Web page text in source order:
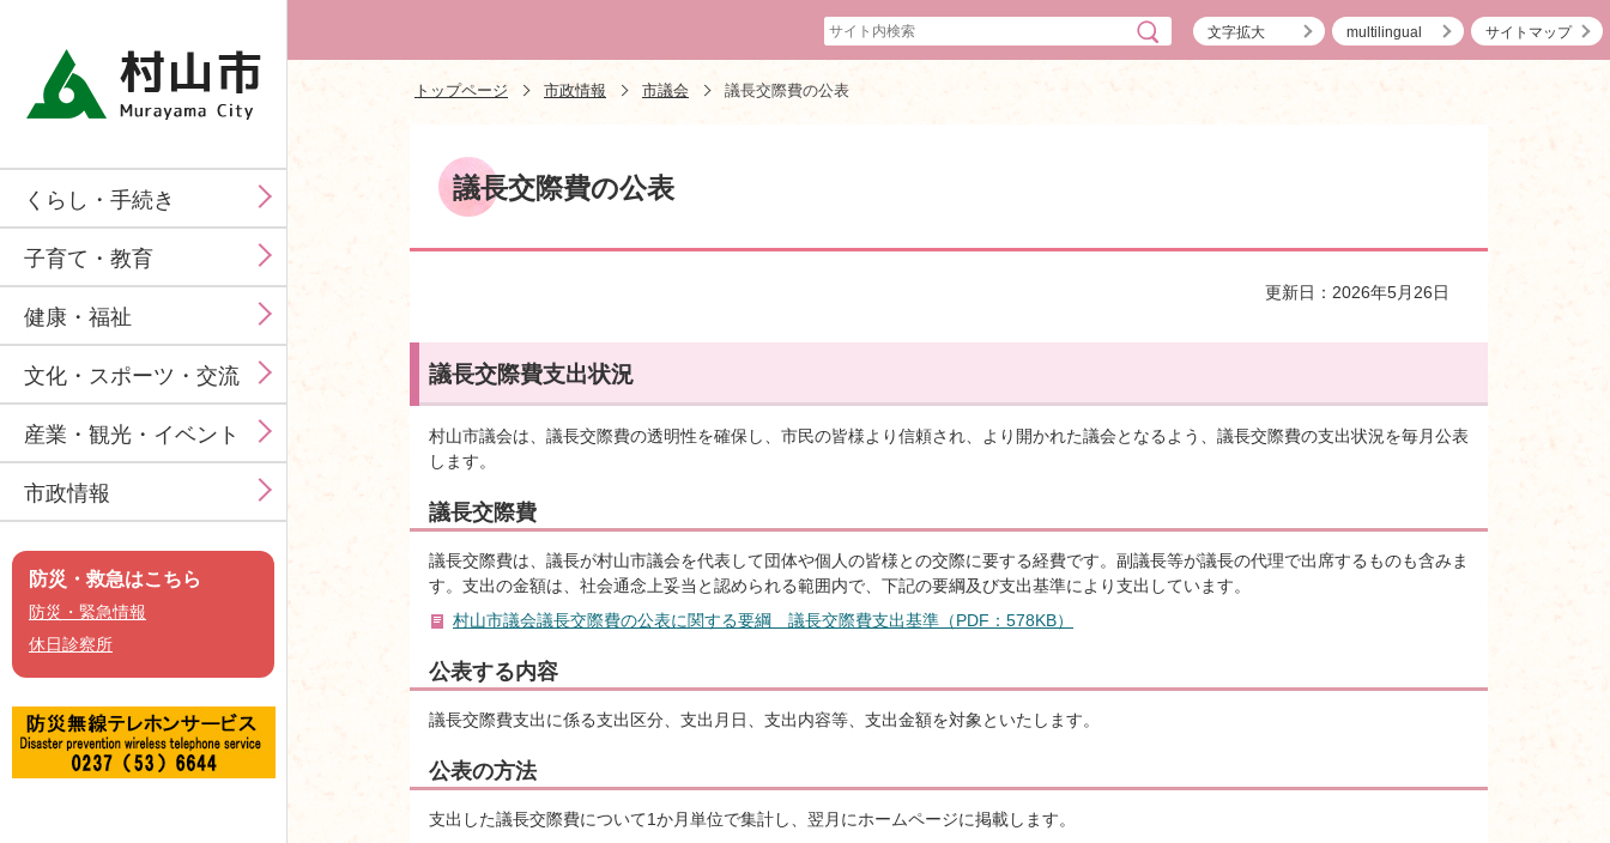
くらし・手続き
子育て・教育
健康・福祉
文化・スポーツ・交流
産業・観光・イベント
市政情報
防災・救急はこちら
防災・緊急情報
休日診察所
文字拡大 multilingual サイトマップ
トップページ 市政情報 市議会 議長交際費の公表
議長交際費の公表
更新日：2026年5月26日
議長交際費支出状況
村山市議会は、議長交際費の透明性を確保し、市民の皆様より信頼され、より開かれた議会となるよう、議長交際費の支出状況を毎月公表
します。
議長交際費
議長交際費は、議長が村山市議会を代表して団体や個人の皆様との交際に要する経費です。副議長等が議長の代理で出席するものも含みま
す。支出の金額は、社会通念上妥当と認められる範囲内で、下記の要綱及び支出基準により支出しています。
村山市議会議長交際費の公表に関する要綱 議長交際費支出基準（PDF：578KB）
公表する内容
議長交際費支出に係る支出区分、支出月日、支出内容等、支出金額を対象といたします。
公表の方法
支出した議長交際費について1か月単位で集計し、翌月にホームページに掲載します。